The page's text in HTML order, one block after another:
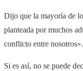
Dijo que la mayoría de
planteada por muchos
conflicto entre nosotros».
Si es así, no se puede